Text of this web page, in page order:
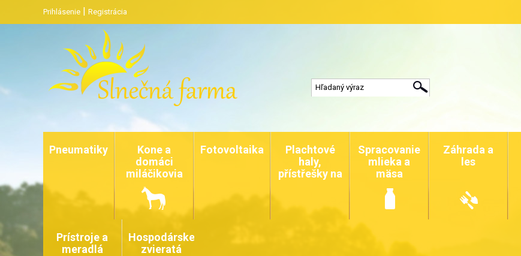
Prihlásenie | Registrácia
Pneumatiky
Kone a
domáci
miláčikovia
Fotovoltaika
Plachtové
haly,
přístřešky na
Spracovanie
mlieka a
mäsa
Záhrada a
les
Prístroje a
meradlá
Hospodárske
zvieratá